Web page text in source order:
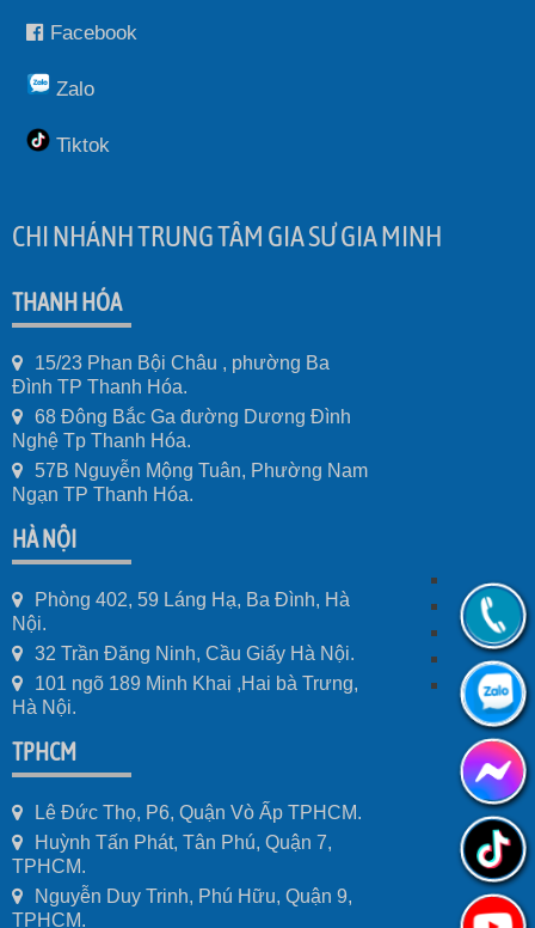
Facebook
Zalo
Tiktok
CHI NHÁNH TRUNG TÂM GIA SƯ GIA MINH
THANH HÓA
15/23 Phan Bội Châu , phường Ba
Đình TP Thanh Hóa.
68 Đông Bắc Ga đường Dương Đình
Nghệ Tp Thanh Hóa.
57B Nguyễn Mộng Tuân, Phường Nam
Ngạn TP Thanh Hóa.
HÀ NỘI
Phòng 402, 59 Láng Hạ, Ba Đình, Hà
Nội.
32 Trần Đăng Ninh, Cầu Giấy Hà Nội.
101 ngõ 189 Minh Khai ,Hai bà Trưng,
Hà Nội.
TPHCM
Lê Đức Thọ, P6, Quận Vò Ấp TPHCM.
Huỳnh Tấn Phát, Tân Phú, Quận 7,
TPHCM.
Nguyễn Duy Trinh, Phú Hữu, Quận 9,
TPHCM.